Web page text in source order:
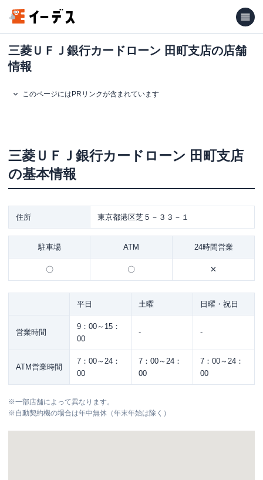
三菱ＵＦＪ銀行カードローン 田町支店の店舗
情報
このページにはPRリンクが含まれています
三菱ＵＦＪ銀行カードローン 田町支店
の基本情報
住所 東京都港区芝５－３３－１
駐車場 ATM 24時間営業
〇 〇 ✕
平日 土曜 日曜・祝日
営業時間
9：00～15：
00
- -
ATM営業時間
7：00～24：
00
7：00～24：
00
7：00～24：
00
※一部店舗によって異なります。
※自動契約機の場合は年中無休（年末年始は除く）